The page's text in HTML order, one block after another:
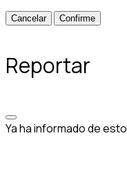
Confirme
Reportar
Ya ha informado de esto